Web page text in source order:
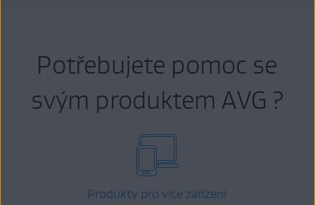
Potřebujete pomoc se
svým produktem AVG ?
Produkty pro více zařízení